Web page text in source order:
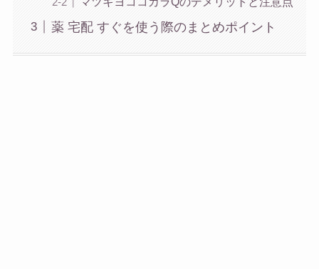
薬 宅配 すぐを使う際のまとめポイント